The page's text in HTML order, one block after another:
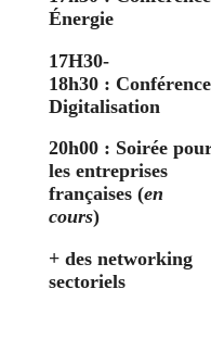
Énergie
17H30-
18h30 : Conférence
Digitalisation
20h00 : Soirée
les entreprises
françaises (en
cours)
+ des networking
sectoriels